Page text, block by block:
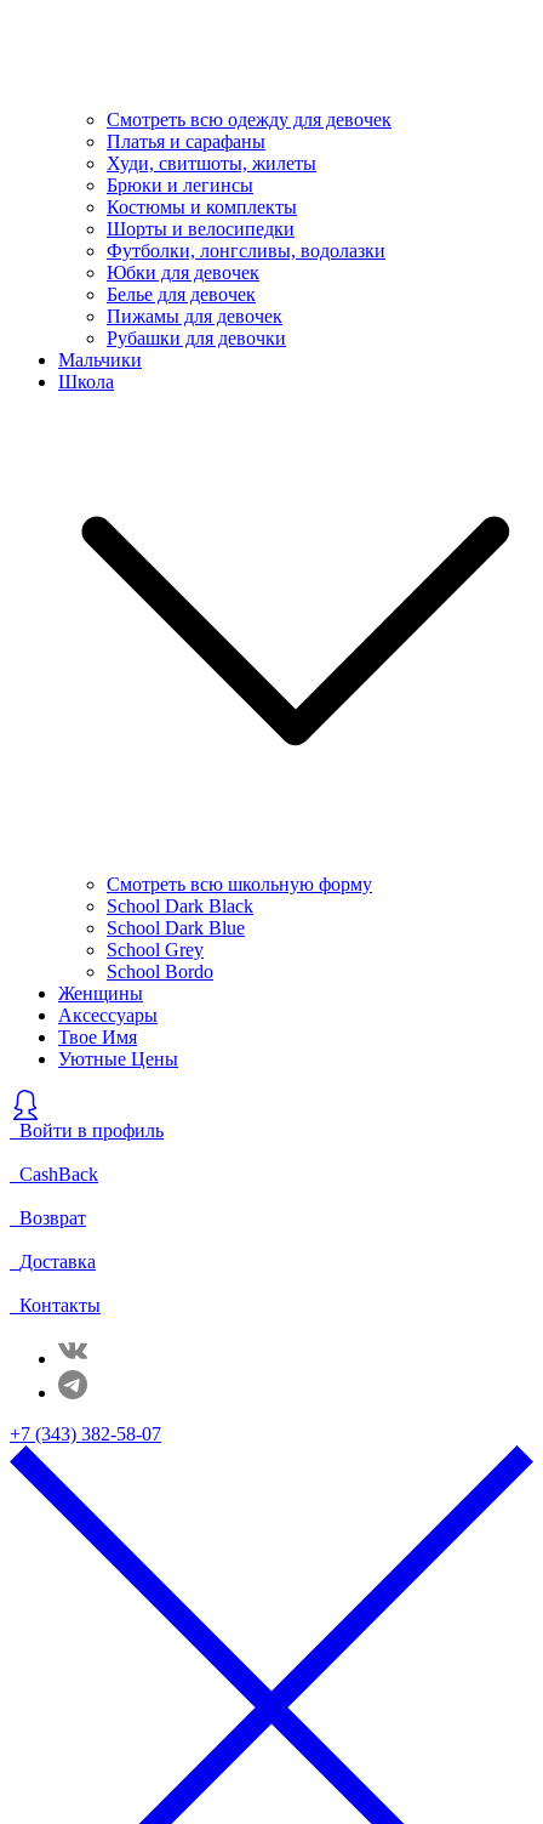
Смотреть всю одежду для девочек
Платья и сарафаны
Худи, свитшоты, жилеты
Брюки и легинсы
Костюмы и комплекты
Шорты и велосипедки
Футболки, лонгсливы, водолазки
Юбки для девочек
Белье для девочек
Пижамы для девочек
Рубашки для девочки
Мальчики
Школа
Смотреть всю школьную форму
School Dark Black
School Dark Blue
School Grey
School Bordo
Женщины
Аксессуары
Твое Имя
Уютные Цены
Войти в профиль
CashBack
Возврат
Доставка
Контакты
+7 (343) 382-58-07